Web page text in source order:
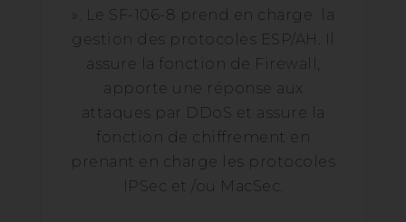
». Le SF-106-8 prend en charge la
gestion des protocoles ESP/AH. Il
assure la fonction de Firewall,
apporte une réponse aux
attaques par DDoS et assure la
fonction de chiffrement en
prenant en charge les protocoles
IPSec et /ou MacSec.